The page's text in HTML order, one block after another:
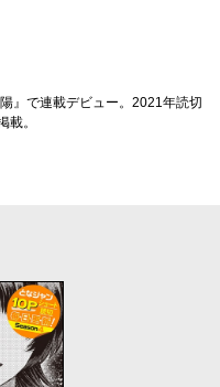
』で連載デビュー。2021年読切
載。